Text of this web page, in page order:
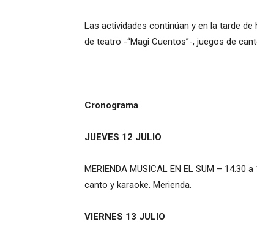
Las actividades continúan y en la tarde de
de teatro -“Magi Cuentos”-, juegos de
Cronograma
JUEVES 12 JULIO
MERIENDA MUSICAL EN EL SUM – 14.30
canto y karaoke. Merienda.
VIERNES 13 JULIO